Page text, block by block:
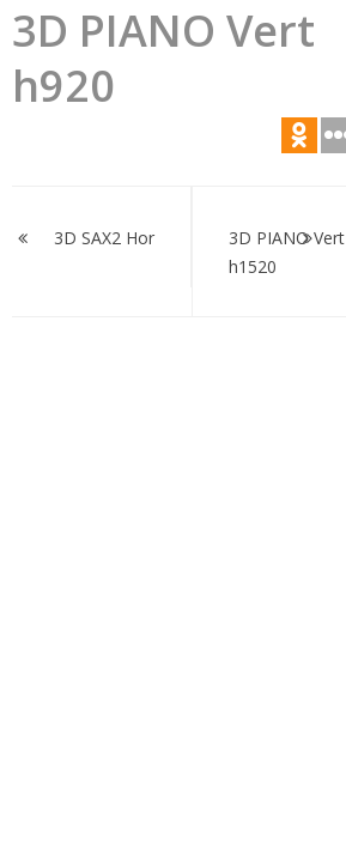
3D PIANO Vert
h920
по
3D SAX2 Hor
3D PIANO Vert
h1520